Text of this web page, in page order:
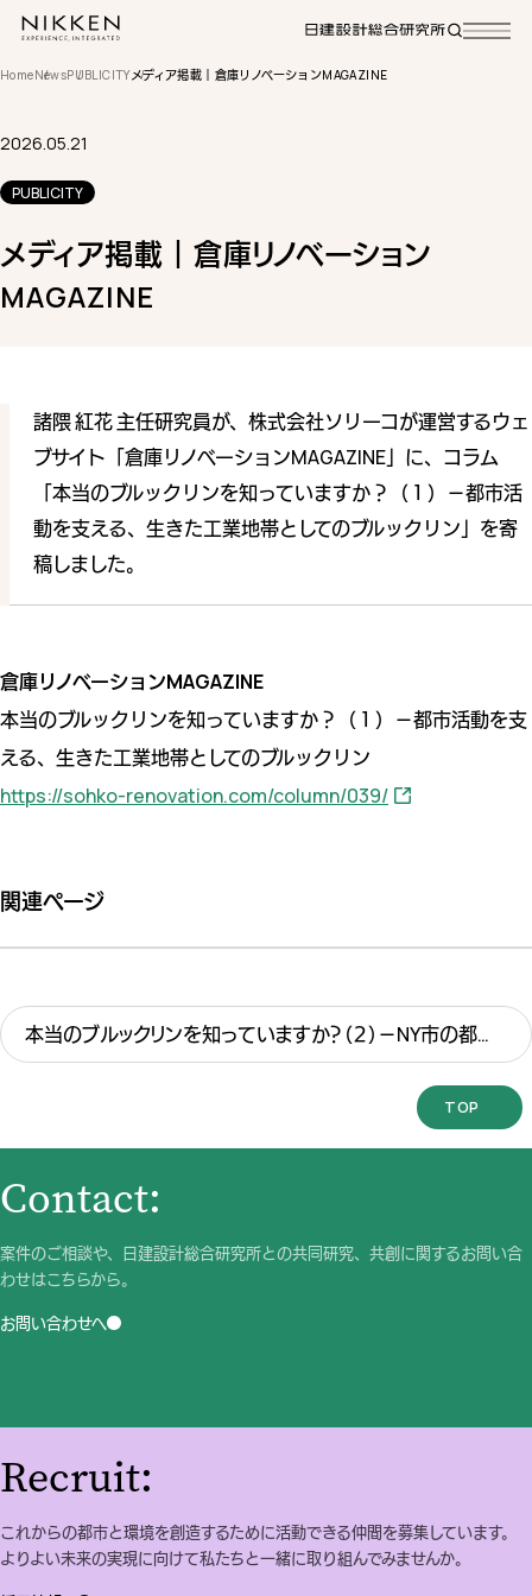
HomeNewsPUBLICITYメディア掲載｜倉庫リノベーションMAGAZINE
2026.05.21
PUBLICITY
メディア掲載｜倉庫リノベーション
MAGAZINE
諸隈 紅花 主任研究員が、株式会社ソリーコが運営するウェ
ブサイト「倉庫リノベーションMAGAZINE」に、コラム
「本当のブルックリンを知っていますか？（１）－都市活
動を支える、生きた工業地帯としてのブルックリン」を寄
稿しました。
倉庫リノベーションMAGAZINE
本当のブルックリンを知っていますか？（１）－都市活動を支
える、生きた工業地帯としてのブルックリン
https://sohko-renovation.com/column/039/
関連ページ
本当のブルックリンを知っていますか？（２）－NY市の都市
型製造業の象徴としてのBrooklyn Navy Yard
Contact:
案件のご相談や、日建設計総合研究所との共同研究、共創に関するお問い合
わせはこちらから。
お問い合わせへ
Recruit:
これからの都市と環境を創造するために活動できる仲間を募集しています。
よりよい未来の実現に向けて私たちと一緒に取り組んでみませんか。
TOP